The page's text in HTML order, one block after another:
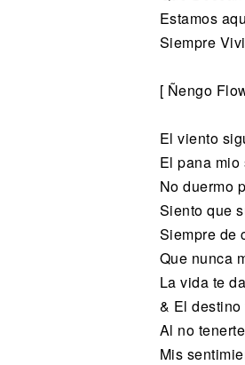
Estamos
Siempre
[ Ñengo
El viento
El pana
No duermo
Siento que
Siempre de
Que nunca
La vida te
& El
Al no
Mis